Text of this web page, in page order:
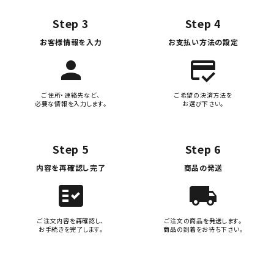
Step 3
お客様情報を入力
person
ご住所・連絡先など、
必要な情報を入力します。
Step 4
お支払い方法の設定
credit_score
ご希望の決済方法を
お選び下さい。
Step 5
内容を再確認し完了
fact_check
ご注文内容を再確認し、
お手続きを完了します。
Step 6
商品の発送
local_shipping
ご注文の商品を発送します。
商品の到着をお待ち下さい。